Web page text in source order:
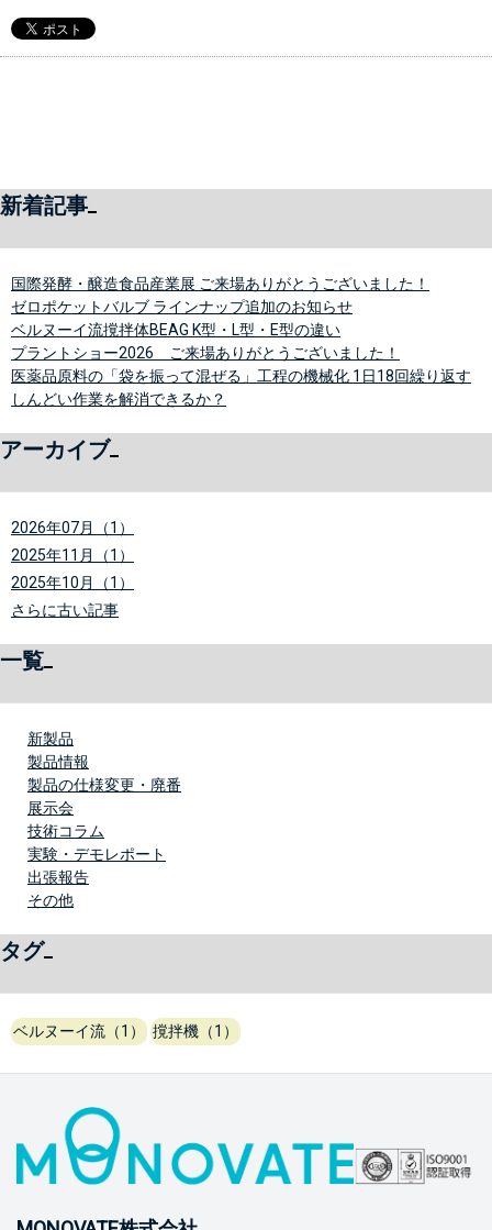
新着記事
国際発酵・醸造食品産業展 ご来場ありがとうございました！
ゼロポケットバルブ ラインナップ追加のお知らせ
ベルヌーイ流撹拌体BEAG K型・L型・E型の違い
プラントショー2026 ご来場ありがとうございました！
医薬品原料の「袋を振って混ぜる」工程の機械化 1日18回繰り返す
しんどい作業を解消できるか？
アーカイブ
2026年07月（1）
2025年11月（1）
2025年10月（1）
さらに古い記事
一覧
新製品
製品情報
製品の仕様変更・廃番
展示会
技術コラム
実験・デモレポート
出張報告
その他
タグ
ベルヌーイ流（1） 撹拌機（1）